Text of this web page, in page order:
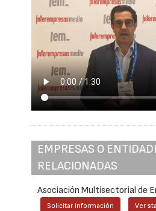
EMPRESAS O
RELACIONADAS
Asociación Multisectorial de
Solicitar información Ver